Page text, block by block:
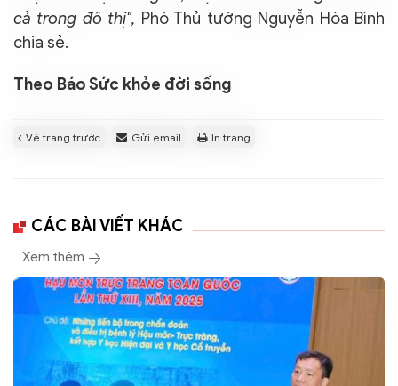
cả trong đô thị", Phó Thủ tướng Nguyễn Hòa Bình
chia sẻ.
Theo Báo Sức khỏe đời sống
Về trang trước Gửi email In trang
CÁC BÀI VIẾT KHÁC
Xem thêm